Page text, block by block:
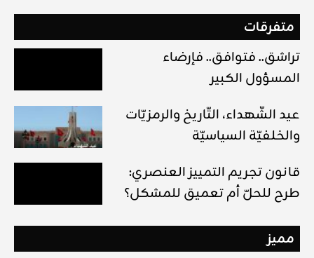
متفرقات
تراشق.. فتوافق.. فإرضاء
المسؤول الكبير
عيد الشّهداء، التّاريخ والرمزيّات
والخلفيّة السياسيّة
قانون تجريم التمييز العنصري:
طرح للحلّ أم تعميق للمشكل؟
مميز